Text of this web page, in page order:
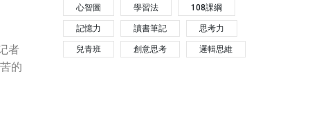
者
的
心智圖 學習法 108課綱
記憶力 讀書筆記 思考力
兒青班 創意思考 邏輯思維